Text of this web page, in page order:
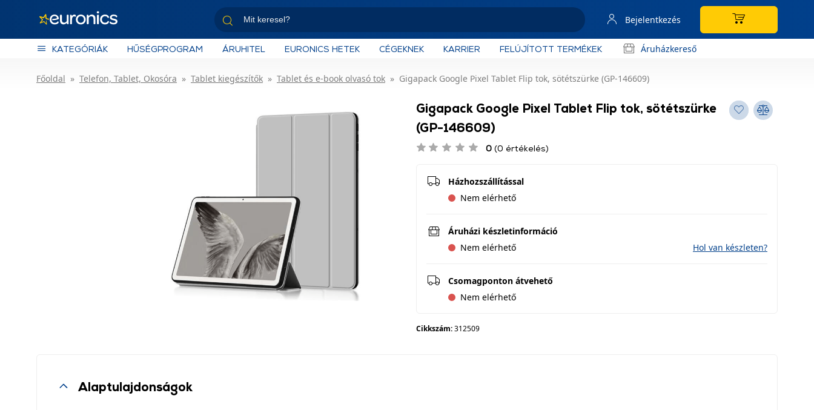
Bejelentkezés
KATEGÓRIÁK HŰSÉGPROGRAM ÁRUHITEL EURONICS HETEK CÉGEKNEK KARRIER FELÚJÍTOTT TERMÉKEK Áruházkereső
Főoldal Telefon, Tablet, Okosóra Tablet kiegészítők Tablet és e-book olvasó tok Gigapack Google Pixel Tablet Flip tok, sötétszürke (GP-146609)
Gigapack Google Pixel Tablet Flip tok, sötétszürke
(GP-146609)
0 (0 értékelés)
Házhozszállítással
Nem elérhető
Áruházi készletinformáció
Nem elérhető
Hol van készleten?
Csomagponton átvehető
Nem elérhető
Cikkszám:312509
Alaptulajdonságok